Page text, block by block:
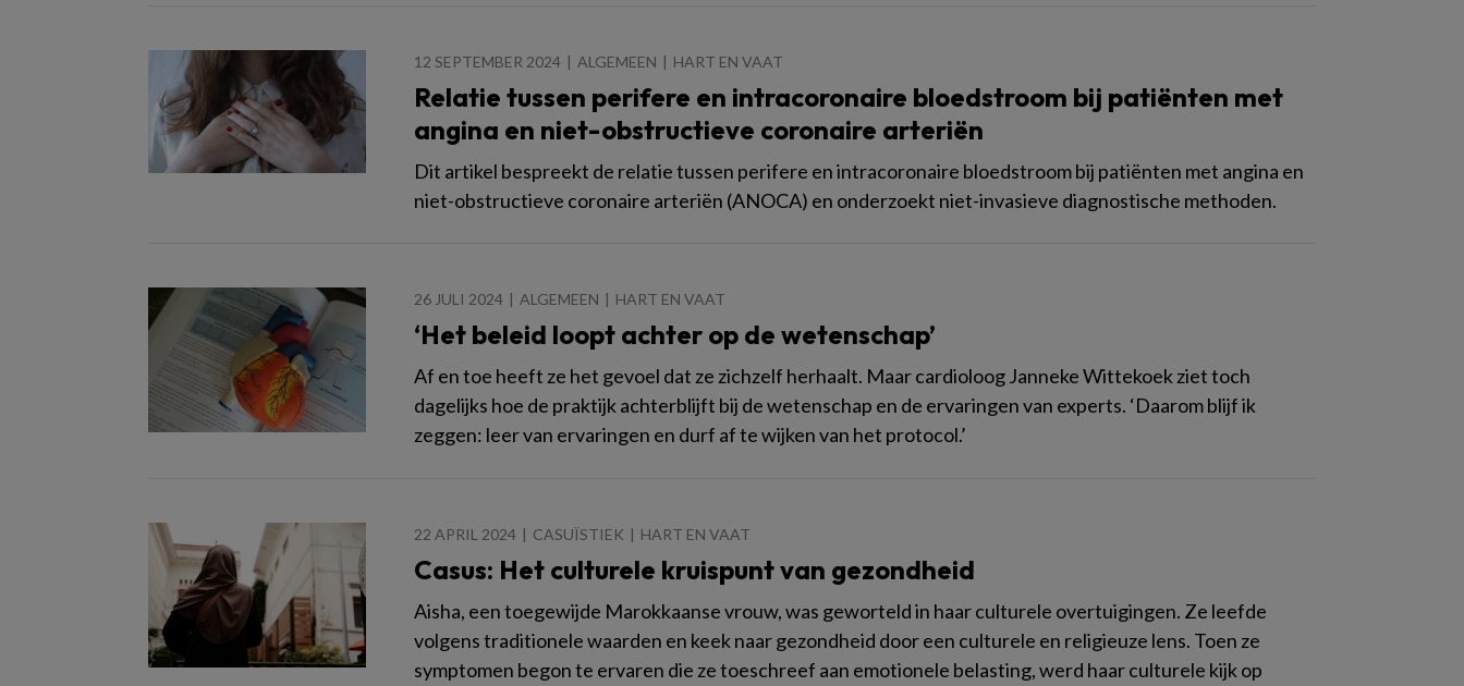
12 SEPTEMBER 2024 ALGEMEEN HART EN VAAT
Relatie tussen perifere en intracoronaire bloedstroom bij patiënten met
angina en niet-obstructieve coronaire arteriën
Dit artikel bespreekt de relatie tussen perifere en intracoronaire bloedstroom bij patiënten met angina en
niet-obstructieve coronaire arteriën (ANOCA) en onderzoekt niet-invasieve diagnostische methoden.
26 JULI 2024 ALGEMEEN HART EN VAAT
‘Het beleid loopt achter op de wetenschap’
Af en toe heeft ze het gevoel dat ze zichzelf herhaalt. Maar cardioloog Janneke Wittekoek ziet toch
dagelijks hoe de praktijk achterblijft bij de wetenschap en de ervaringen van experts. ‘Daarom blijf ik
zeggen: leer van ervaringen en durf af te wijken van het protocol.’
22 APRIL 2024 CASUÏSTIEK HART EN VAAT
Casus: Het culturele kruispunt van gezondheid
Aisha, een toegewijde Marokkaanse vrouw, was geworteld in haar culturele overtuigingen. Ze leefde
volgens traditionele waarden en keek naar gezondheid door een culturele en religieuze lens. Toen ze
symptomen begon te ervaren die ze toeschreef aan emotionele belasting, werd haar culturele kijk op